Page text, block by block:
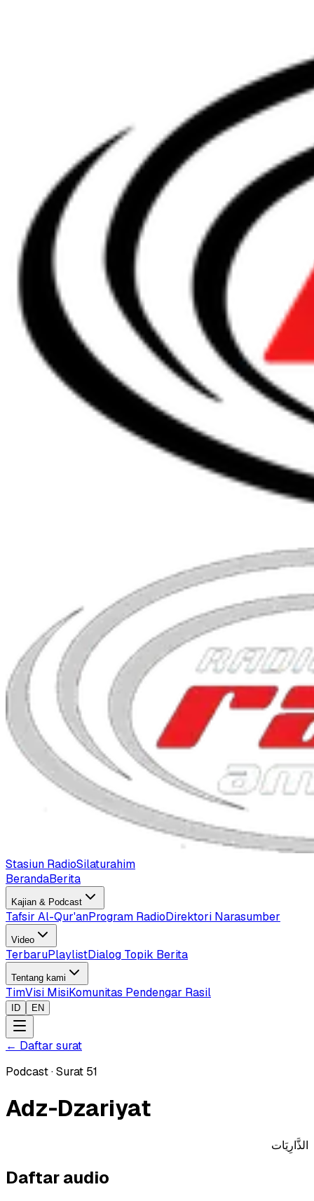
Stasiun RadioSilaturahim
BerandaBerita
Kajian & Podcast
Tafsir Al-Qur'anProgram RadioDirektori Narasumber
Video
TerbaruPlaylistDialog Topik Berita
Tentang kami
TimVisi MisiKomunitas Pendengar Rasil
ID EN
← Daftar surat
Podcast·Surat 51
Adz-Dzariyat
الذَّارِيَات
Daftar audio